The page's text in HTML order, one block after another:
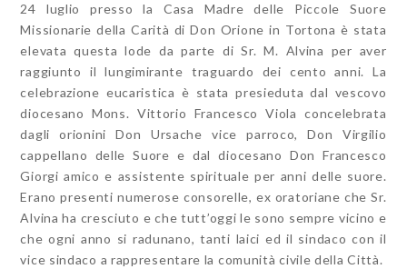
24 luglio presso la Casa Madre delle Piccole Suore
Missionarie della Carità di Don Orione in Tortona è stata
elevata questa lode da parte di Sr. M. Alvina per aver
raggiunto il lungimirante traguardo dei cento anni. La
celebrazione eucaristica è stata presieduta dal vescovo
diocesano Mons. Vittorio Francesco Viola concelebrata
dagli orionini Don Ursache vice parroco, Don Virgilio
cappellano delle Suore e dal diocesano Don Francesco
Giorgi amico e assistente spirituale per anni delle suore.
Erano presenti numerose consorelle, ex oratoriane che Sr.
Alvina ha cresciuto e che tutt’oggi le sono sempre vicino e
che ogni anno si radunano, tanti laici ed il sindaco con il
vice sindaco a rappresentare la comunità civile della Città.